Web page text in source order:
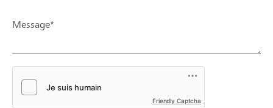
Message*
Friendly Captcha